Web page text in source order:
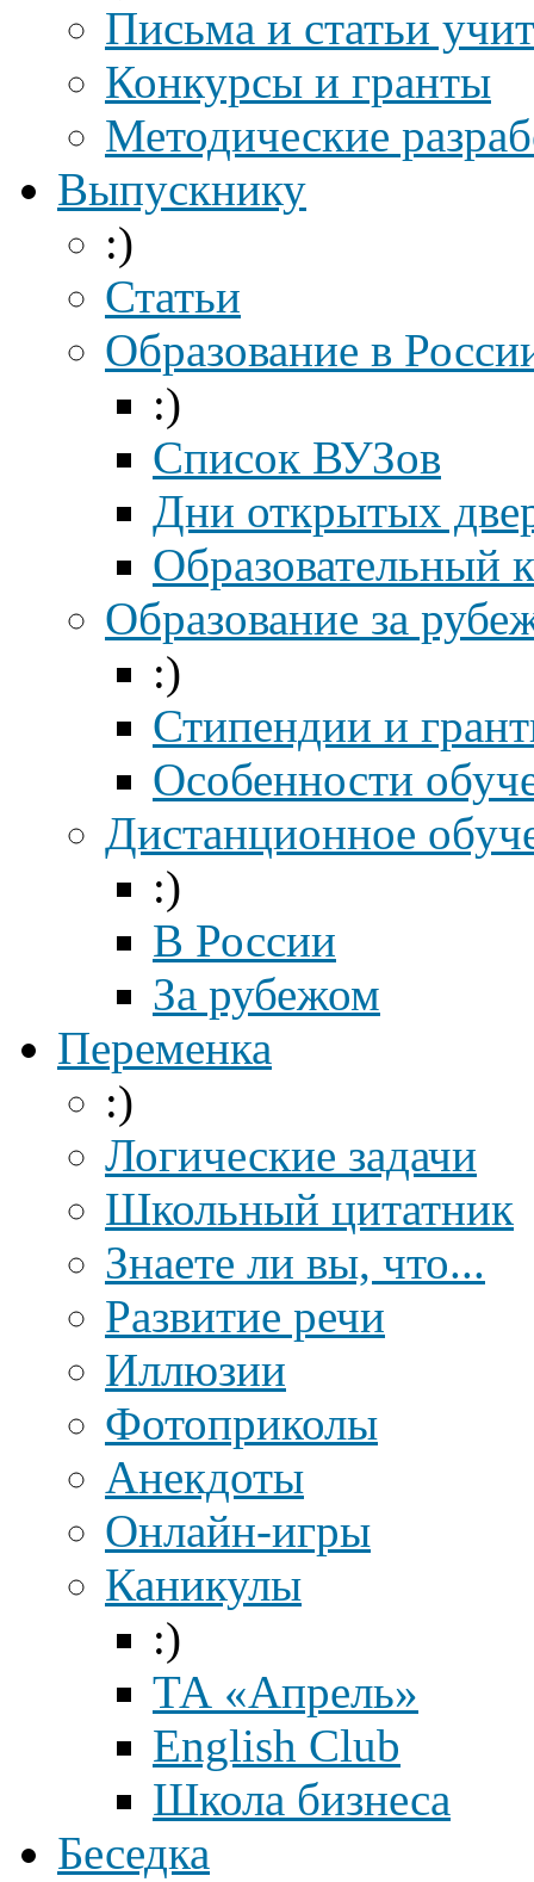
Письма и статьи
Конкурсы и гранты
Методические
Выпускнику
:)
Статьи
Образование в
:)
Список ВУЗов
Дни открытых
Образовательный
Образование за
:)
Стипендии и
Особенности
Дистанционное
:)
В России
За рубежом
Переменка
:)
Логические задачи
Школьный цитатник
Знаете ли вы, что...
Развитие речи
Иллюзии
Фотоприколы
Анекдоты
Онлайн-игры
Каникулы
:)
ТА «Апрель»
English Club
Школа бизнеса
Беседка